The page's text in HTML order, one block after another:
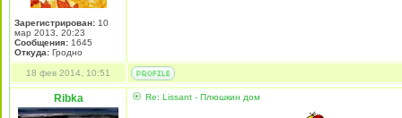
Зарегистрирован: 10
мар 2013, 20:23
Сообщения: 1645
Откуда: Гродно
18 фев 2014, 10:51
Ribka Re: Lissant - Плюшкин дом